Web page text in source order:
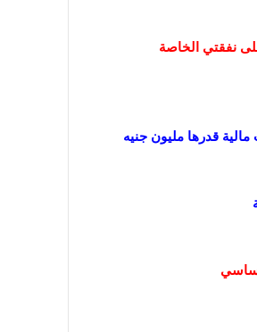
الاستثمارية لعام ۲۰۰7/۲۰۰8 باعتمادات مالية قدرها مليون جنيه